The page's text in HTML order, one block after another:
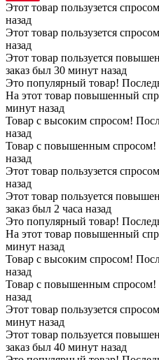
Этот товар пользузется
назад
Этот товар пользузется
назад
Этот товар пользуется
заказ был 30 минут назад
Это популярный товар!
На этот товар повышенный
минут назад
Товар с высоким спросом!
назад
Товар с повышенным спросом!
назад
Этот товар пользузется
назад
Этот товар пользуется
заказ был 2 часа назад
Это популярный товар!
На этот товар повышенный
минут назад
Товар с высоким спросом!
назад
Товар с повышенным спросом!
назад
Этот товар пользузется
минут назад
Этот товар пользуется
заказ был 40 минут назад